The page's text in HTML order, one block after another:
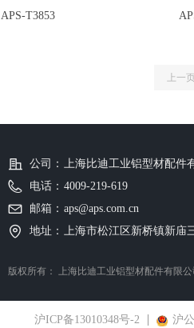
APS-T3853
上一页
公司： 上海比迪工业铝型材配件
电话： 4009-219-619
邮箱： aps@aps.com.cn
地址： 上海市松江区新桥镇新庙
版权所有： 上海比迪工业铝型材配件有限公
沪ICP备13010348号-2 沪